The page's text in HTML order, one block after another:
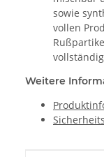
sowie
vollen
Weitere